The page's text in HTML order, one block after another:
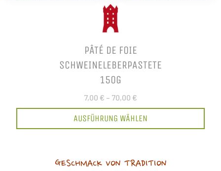
PÂTÉ DE FOIE
SCHWEINELEBERPASTETE
150G
7,00 € – 70,00 €
AUSFÜHRUNG WÄHLEN
GESCHMACK VON TRADITION